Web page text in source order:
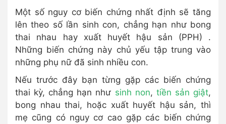
Một số nguy cơ biến chứng nhất định sẽ tăng
lên theo số lần sinh con, chẳng hạn như bong
thai nhau hay xuất huyết hậu sản (PPH) .
Những biến chứng này chủ yếu tập trung vào
những phụ nữ đã sinh nhiều con.
Nếu trước đây bạn từng gặp các biến chứng
thai kỳ, chẳng hạn như sinh non, tiền sản giật,
bong nhau thai, hoặc xuất huyết hậu sản, thì
mẹ cũng có nguy cơ cao gặp các biến chứng